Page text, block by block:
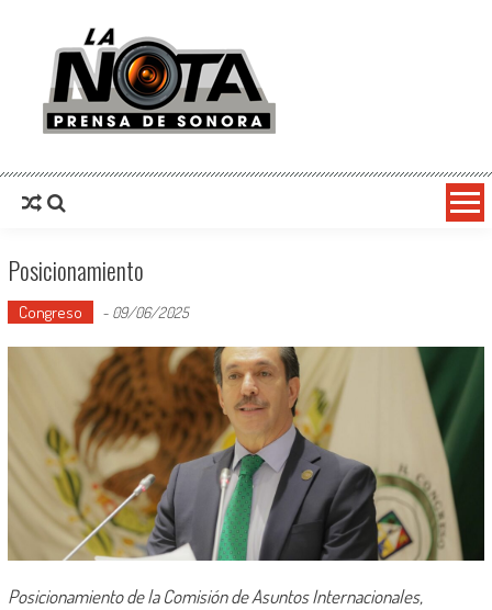
La Nota Prensa De Sonora
Posicionamiento
Congreso - 09/06/2025
Posicionamiento de la Comisión de Asuntos Internacionales,